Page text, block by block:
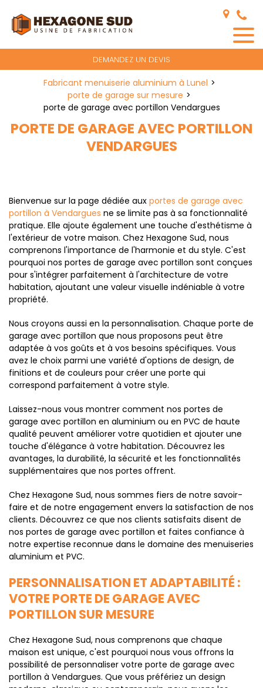
DEMANDEZ UN DEVIS
Fabricant menuiserie aluminium à Lunel
porte de garage sur mesure
porte de garage avec portillon Vendargues
PORTE DE GARAGE AVEC PORTILLON
VENDARGUES
Bienvenue sur la page dédiée aux portes de garage avec
portillon à Vendargues ne se limite pas à sa fonctionnalité
pratique. Elle ajoute également une touche d'esthétisme à
l'extérieur de votre maison. Chez Hexagone Sud, nous
comprenons l'importance de l'harmonie et du style. C'est
pourquoi nos portes de garage avec portillon sont conçues
pour s'intégrer parfaitement à l'architecture de votre
habitation, ajoutant une valeur visuelle indéniable à votre
propriété.
Nous croyons aussi en la personnalisation. Chaque porte de
garage avec portillon que nous proposons peut être
adaptée à vos goûts et à vos besoins spécifiques. Vous
avez le choix parmi une variété d'options de design, de
finitions et de couleurs pour créer une porte qui
correspond parfaitement à votre style.
Laissez-nous vous montrer comment nos portes de
garage avec portillon en aluminium ou en PVC de haute
qualité peuvent améliorer votre quotidien et ajouter une
touche d'élégance à votre habitation. Découvrez les
avantages, la durabilité, la sécurité et les fonctionnalités
supplémentaires que nos portes offrent.
Chez Hexagone Sud, nous sommes fiers de notre savoir-
faire et de notre engagement envers la satisfaction de nos
clients. Découvrez ce que nos clients satisfaits disent de
nos portes de garage avec portillon et faites confiance à
notre expertise reconnue dans le domaine des menuiseries
aluminium et PVC.
PERSONNALISATION ET ADAPTABILITÉ :
VOTRE PORTE DE GARAGE AVEC
PORTILLON SUR MESURE
Chez Hexagone Sud, nous comprenons que chaque
maison est unique, c'est pourquoi nous vous offrons la
possibilité de personnaliser votre porte de garage avec
portillon à Vendargues. Que vous préfériez un design